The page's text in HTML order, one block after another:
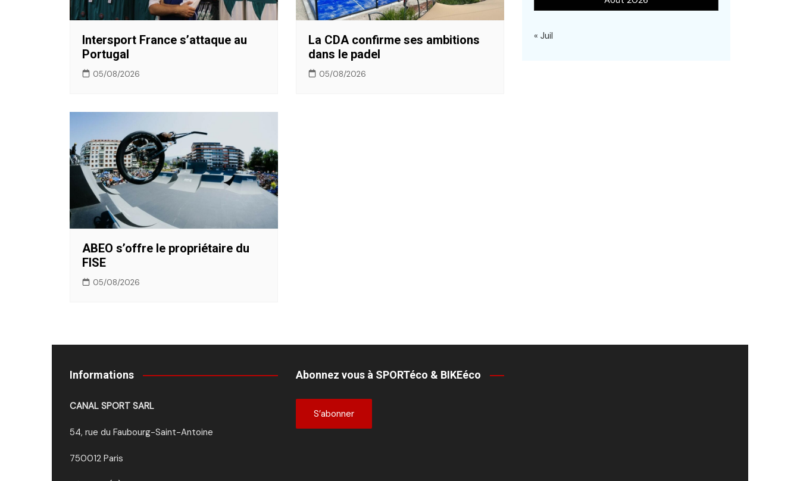
Intersport France s’attaque au
Portugal
05/08/2026
La CDA confirme ses ambitions
dans le padel
05/08/2026
ABEO s’offre le propriétaire du
FISE
05/08/2026
« Juil
Informations
CANAL SPORT SARL
54, rue du Faubourg-Saint-Antoine
750012 Paris
Abonnez vous à SPORTéco & BIKEéco
S’abonner